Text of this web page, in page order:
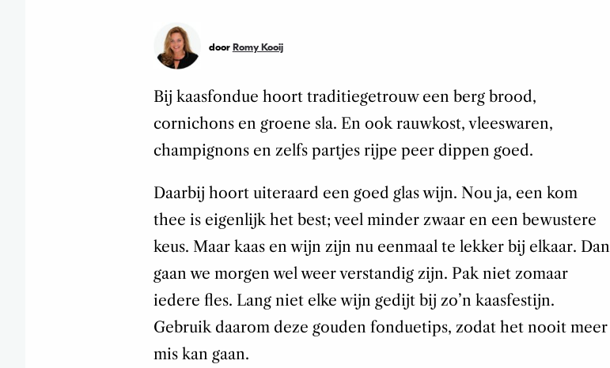
door Romy Kooij
Bij kaasfondue hoort traditiegetrouw een berg brood,
cornichons en groene sla. En ook rauwkost, vleeswaren,
champignons en zelfs partjes rijpe peer dippen goed.
Daarbij hoort uiteraard een goed glas wijn. Nou ja, een kom
thee is eigenlijk het best; veel minder zwaar en een bewustere
keus. Maar kaas en wijn zijn nu eenmaal te lekker bij elkaar. Dan
gaan we morgen wel weer verstandig zijn. Pak niet zomaar
iedere fles. Lang niet elke wijn gedijt bij zo’n kaasfestijn.
Gebruik daarom deze gouden fonduetips, zodat het nooit meer
mis kan gaan.